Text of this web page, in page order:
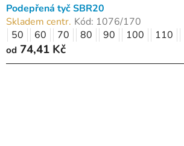
Podepřená tyč SBR20
Skladem centr. Kód: 1076/170
50
60 70 80 90 100 110
od 74,41 Kč